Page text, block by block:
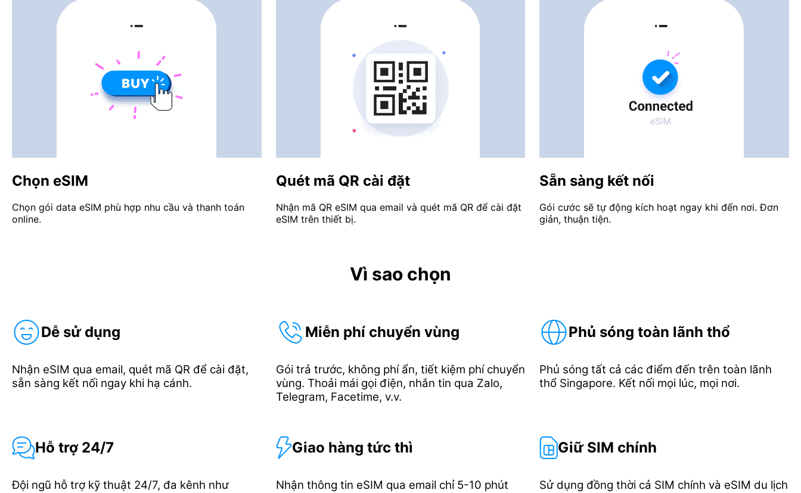
Chọn eSIM
Chọn gói data eSIM phù hợp nhu cầu và thanh toán
online.
Quét mã QR cài đặt
Nhận mã QR eSIM qua email và quét mã QR để cài đặt
eSIM trên thiết bị.
Sẵn sàng kết nối
Gói cước sẽ tự động kích hoạt ngay khi đến nơi. Đơn
giản, thuận tiện.
Vì sao chọn
Dễ sử dụng
Nhận eSIM qua email, quét mã QR để cài đặt,
sẵn sàng kết nối ngay khi hạ cánh.
Miễn phí chuyển vùng
Gói trả trước, không phí ẩn, tiết kiệm phí chuyển
vùng. Thoải mái gọi điện, nhắn tin qua Zalo,
Telegram, Facetime, v.v.
Phủ sóng toàn lãnh thổ
Phủ sóng tất cả các điểm đến trên toàn lãnh
thổ Singapore. Kết nối mọi lúc, mọi nơi.
Hỗ trợ 24/7
Đội ngũ hỗ trợ kỹ thuật 24/7, đa kênh như
Giao hàng tức thì
Nhận thông tin eSIM qua email chỉ 5-10 phút
Giữ SIM chính
Sử dụng đồng thời cả SIM chính và eSIM du lịch